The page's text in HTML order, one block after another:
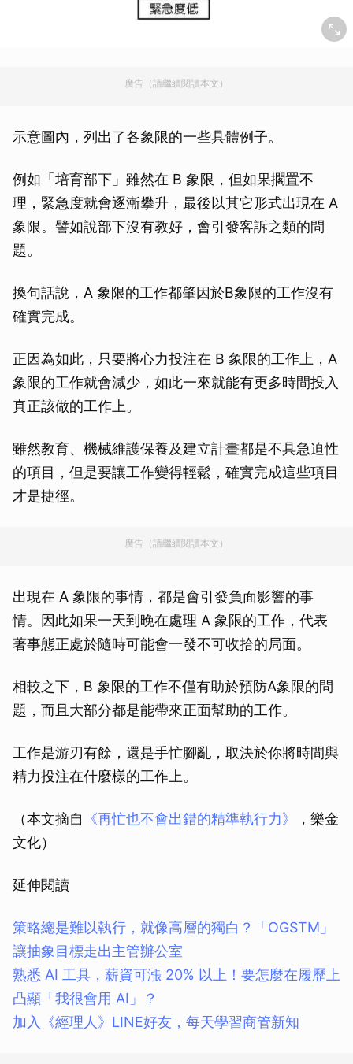
廣告（請繼續閱讀本文）
示意圖內，列出了各象限的一些具體例子。
例如「培育部下」雖然在 B 象限，但如果擱置不
理，緊急度就會逐漸攀升，最後以其它形式出現在 A
象限。譬如說部下沒有教好，會引發客訴之類的問
題。
換句話說，A 象限的工作都肇因於B象限的工作沒有
確實完成。
正因為如此，只要將心力投注在 B 象限的工作上，A
象限的工作就會減少，如此一來就能有更多時間投入
真正該做的工作上。
雖然教育、機械維護保養及建立計畫都是不具急迫性
的項目，但是要讓工作變得輕鬆，確實完成這些項目
才是捷徑。
廣告（請繼續閱讀本文）
出現在 A 象限的事情，都是會引發負面影響的事
情。因此如果一天到晚在處理 A 象限的工作，代表
著事態正處於隨時可能會一發不可收拾的局面。
相較之下，B 象限的工作不僅有助於預防A象限的問
題，而且大部分都是能帶來正面幫助的工作。
工作是游刃有餘，還是手忙腳亂，取決於你將時間與
精力投注在什麼樣的工作上。
（本文摘自 《再忙也不會出錯的精準執行力》
，樂金
文化）
延伸閱讀
策略總是難以執行，就像高層的獨白？「OGSTM」
讓抽象目標走出主管辦公室
熟悉 AI 工具，薪資可漲 20% 以上！要怎麼在履歷上
凸顯「我很會用 AI」？
加入《經理人》LINE好友，每天學習商管新知